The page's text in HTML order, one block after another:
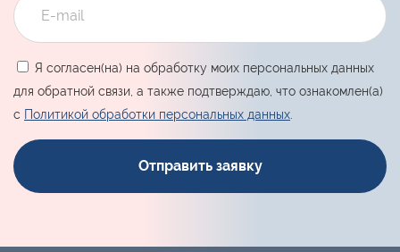
Я согласен(на) на обработку моих персональных данных
для обратной связи, а также подтверждаю, что ознакомлен(а)
с Политикой обработки персональных данных